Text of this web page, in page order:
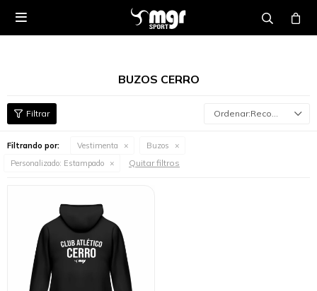

BUZOS CERRO
Recomendados
Filtrando por: Vestimenta
Buzos
Personalizado: Estampado Quitar filtros